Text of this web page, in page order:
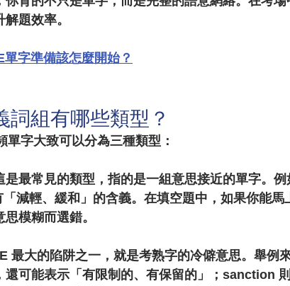
題效率。
單字準備該怎麼開始？
詞組有哪些類型？
單字大致可以分為三種類型：
是最常見的類型，指的是一組意思接近的單字。
減輕、緩和」的含義。在填空題中，如果你能馬
模糊而選錯。
最大的陷阱之一，就是考熟字的冷僻意思。舉例
還可能表示「有限制的、有保留的」；sanction 則